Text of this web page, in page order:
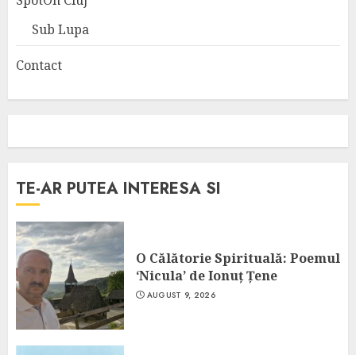
Sub Lupa
Contact
TE-AR PUTEA INTERESA SI
O Călătorie Spirituală: Poemul
‘Nicula’ de Ionuț Țene
AUGUST 9, 2026